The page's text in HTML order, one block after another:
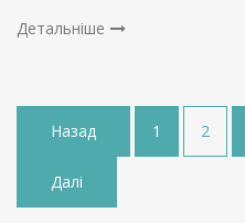
Детальніше
Пагінація
Назад 1 2
Далі